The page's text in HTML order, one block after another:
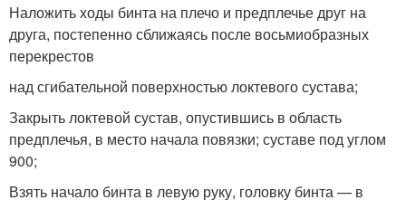
Наложить ходы бинта на плечо и предплечье друг на
друга, постепенно сближаясь после восьмиобразных
перекрестов
над сгибательной поверхностью локтевого сустава;
Закрыть локтевой сустав, опустившись в область
предплечья, в место начала повязки; суставе под углом
900;
Взять начало бинта в левую руку, головку бинта — в